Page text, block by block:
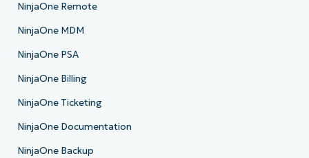
NinjaOne Remote
NinjaOne MDM
NinjaOne PSA
NinjaOne Billing
NinjaOne Ticketing
NinjaOne Documentation
NinjaOne Backup